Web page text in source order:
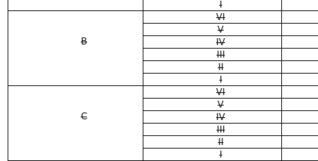
I
VI
V
B
IV
III
II
I
VI
V
C
IV
III
II
I